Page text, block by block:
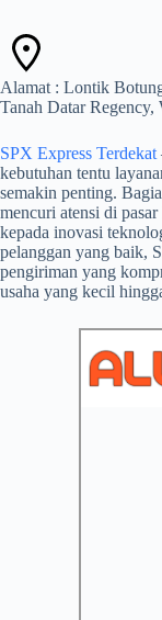
Alamat : Lontik
Tanah Datar Regency,
SPX Express Terdekat
kebutuhan tentu
semakin penting.
mencuri atensi di
kepada inovasi
pelanggan yang baik,
pengiriman yang
usaha yang kecil